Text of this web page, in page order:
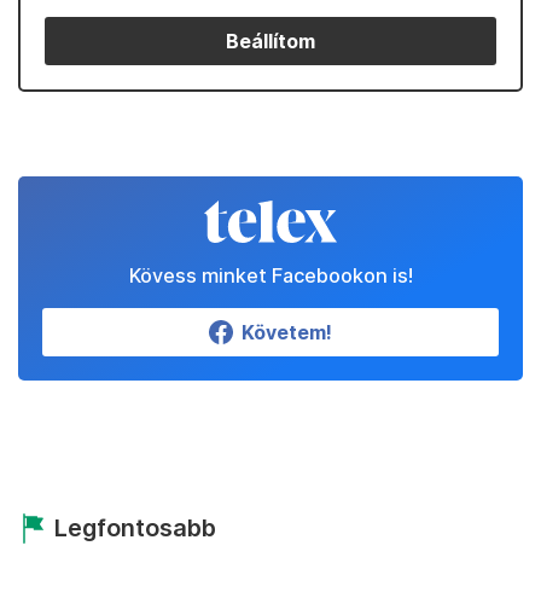
Beállítom
Kövess minket Facebookon is!
Követem!
Legfontosabb